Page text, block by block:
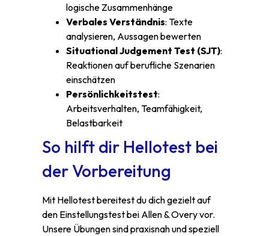
logische Zusammenhänge
Verbales Verständnis: Texte
analysieren, Aussagen bewerten
Situational Judgement Test (SJT):
Reaktionen auf berufliche Szenarien
einschätzen
Persönlichkeitstest:
Arbeitsverhalten, Teamfähigkeit,
Belastbarkeit
So hilft dir Hellotest bei
der Vorbereitung
Mit Hellotest bereitest du dich gezielt auf
den Einstellungstest bei Allen & Overy vor.
Unsere Übungen sind praxisnah und speziell